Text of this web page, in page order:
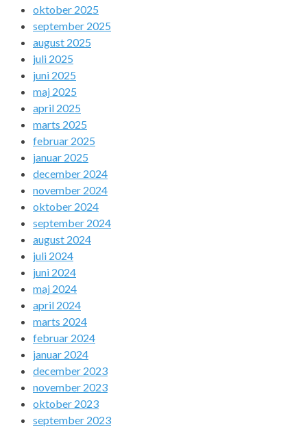
oktober 2025
september 2025
august 2025
juli 2025
juni 2025
maj 2025
april 2025
marts 2025
februar 2025
januar 2025
december 2024
november 2024
oktober 2024
september 2024
august 2024
juli 2024
juni 2024
maj 2024
april 2024
marts 2024
februar 2024
januar 2024
december 2023
november 2023
oktober 2023
september 2023